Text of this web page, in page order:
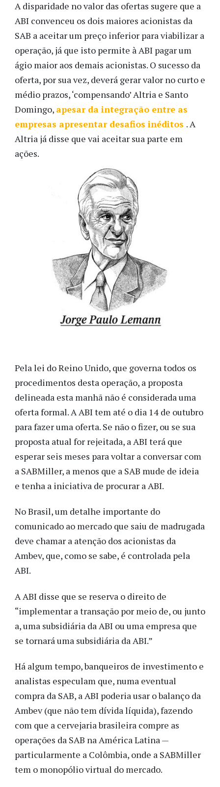
A disparidade no valor das ofertas sugere que a
ABI convenceu os dois maiores acionistas da
SAB a aceitar um preço inferior para viabilizar a
operação, já que isto permite à ABI pagar um
ágio maior aos demais acionistas. O sucesso da
oferta, por sua vez, deverá gerar valor no curto e
médio prazos, ‘compensando’ Altria e Santo
Domingo, apesar da integração entre as
empresas apresentar desafios inéditos . A
Altria já disse que vai aceitar sua parte em
ações.
Pela lei do Reino Unido, que governa todos os
procedimentos desta operação, a proposta
delineada esta manhã não é considerada uma
oferta formal. A ABI tem até o dia 14 de outubro
para fazer uma oferta. Se não o fizer, ou se sua
proposta atual for rejeitada, a ABI terá que
esperar seis meses para voltar a conversar com
a SABMiller, a menos que a SAB mude de ideia
e tenha a iniciativa de procurar a ABI.
No Brasil, um detalhe importante do
comunicado ao mercado que saiu de madrugada
deve chamar a atenção dos acionistas da
Ambev, que, como se sabe, é controlada pela
ABI.
A ABI disse que se reserva o direito de
“implementar a transação por meio de, ou junto
a, uma subsidiária da ABI ou uma empresa que
se tornará uma subsidiária da ABI.”
Há algum tempo, banqueiros de investimento e
analistas especulam que, numa eventual
compra da SAB, a ABI poderia usar o balanço da
Ambev (que não tem dívida líquida), fazendo
com que a cervejaria brasileira compre as
operações da SAB na América Latina —
particularmente a Colômbia, onde a SABMiller
tem o monopólio virtual do mercado.